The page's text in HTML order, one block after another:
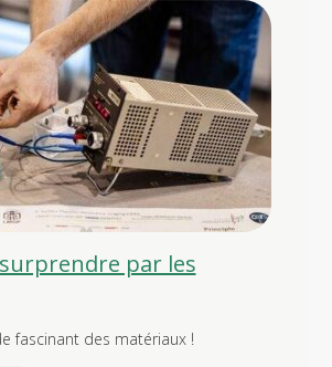
par les
fascinant des matériaux !